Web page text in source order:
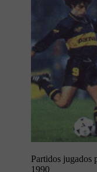
Partidos jugados
1990